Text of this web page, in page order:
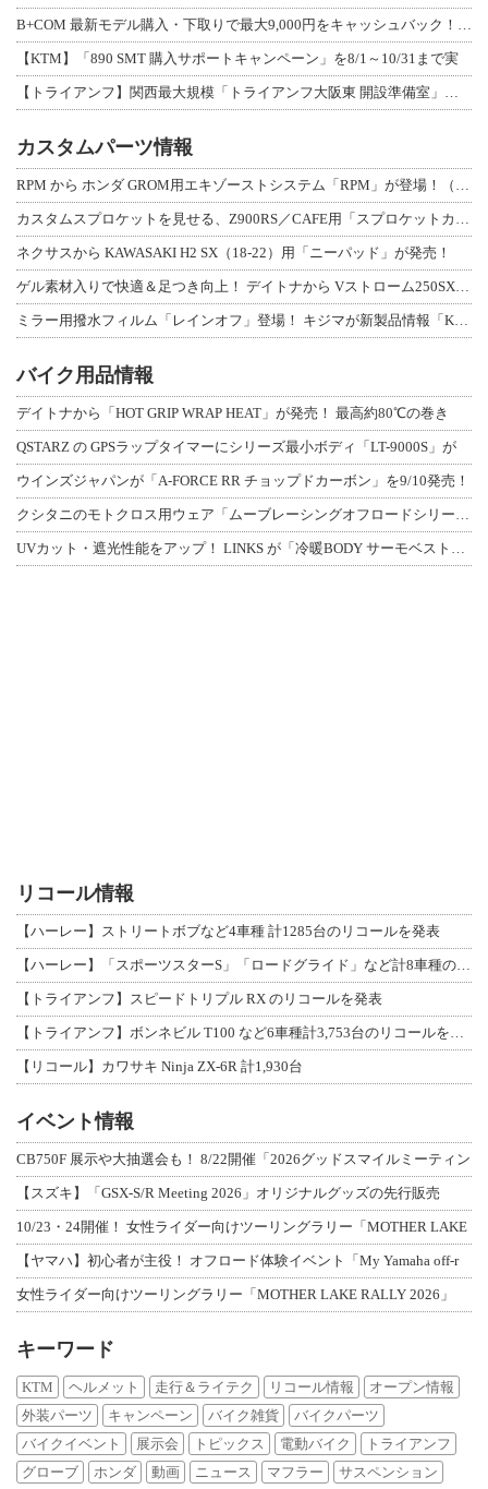
【KTM】「890 SMT 購入サポートキャンペーン」を8/1～10/31まで実
カスタムパーツ情報
ネクサスから KAWASAKI H2 SX（18-22）用「ニーパッド」が発売！
バイク用品情報
デイトナから「HOT GRIP WRAP HEAT」が発売！ 最高約80℃の巻き
QSTARZ の GPSラップタイマーにシリーズ最小ボディ「LT-9000S」が
ウインズジャパンが「A-FORCE RR チョップドカーボン」を9/10発売！
リコール情報
【ハーレー】ストリートボブなど4車種 計1285台のリコールを発表
【トライアンフ】スピードトリプル RX のリコールを発表
【リコール】カワサキ Ninja ZX-6R 計1,930台
イベント情報
CB750F 展示や大抽選会も！ 8/22開催「2026グッドスマイルミーティン
【スズキ】「GSX-S/R Meeting 2026」オリジナルグッズの先行販売
10/23・24開催！ 女性ライダー向けツーリングラリー「MOTHER LAKE
【ヤマハ】初心者が主役！ オフロード体験イベント「My Yamaha off-r
女性ライダー向けツーリングラリー「MOTHER LAKE RALLY 2026」
キーワード
KTM ヘルメット 走行＆ライテク リコール情報
オープン情報
外装パーツ
キャンペーン バイク雑貨
バイクパーツ
バイクイベント
展示会 トピックス 電動バイク
トライアンフ
グローブ
ホンダ 動画 ニュース マフラー サスペンション